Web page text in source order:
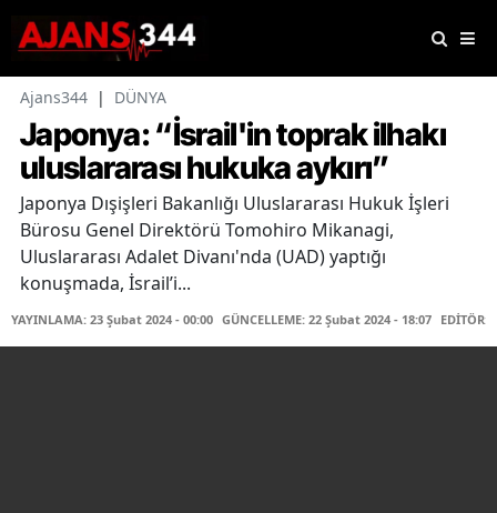
Ajans344 | DÜNYA
Japonya: “İsrail'in toprak ilhakı
uluslararası hukuka aykırı”
Japonya Dışişleri Bakanlığı Uluslararası Hukuk İşleri
Bürosu Genel Direktörü Tomohiro Mikanagi,
Uluslararası Adalet Divanı'nda (UAD) yaptığı
konuşmada, İsrail’i...
YAYINLAMA: 23 Şubat 2024 - 00:00 GÜNCELLEME: 22 Şubat 2024 - 18:07